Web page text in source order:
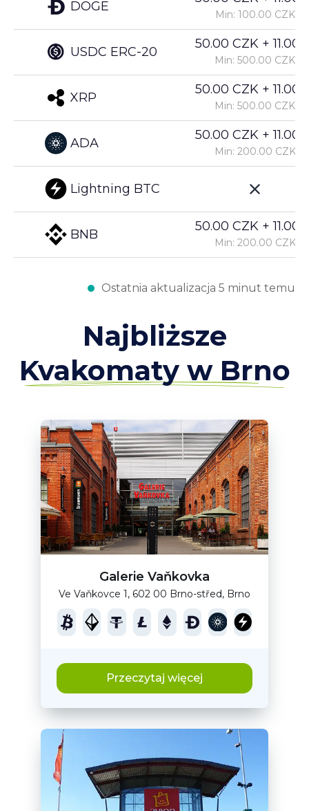
DOGE
USDC ERC-20
XRP
ADA
Lightning BTC
BNB
Min: 100.00 CZK
50.00 CZK +
Min: 500.00 CZK
50.00 CZK +
Min: 500.00 CZK
50.00 CZK +
Min: 200.00 CZK
50.00 CZK +
Min: 200.00 CZK
Ostatnia aktualizacja 5 minut temu
Najbliższe
Kvakomaty w Brno
Galerie Vaňkovka
Ve Vaňkovce 1, 602 00 Brno-střed, Brno
Przeczytaj więcej